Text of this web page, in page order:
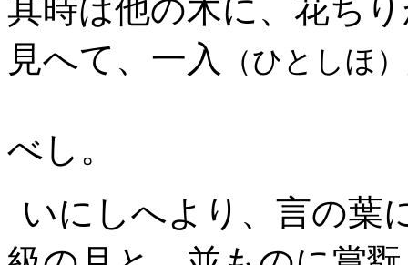
其時は他の木に、花ち
見へて、 一入 （ひとしほ）
べし。
いにしへより、言の葉